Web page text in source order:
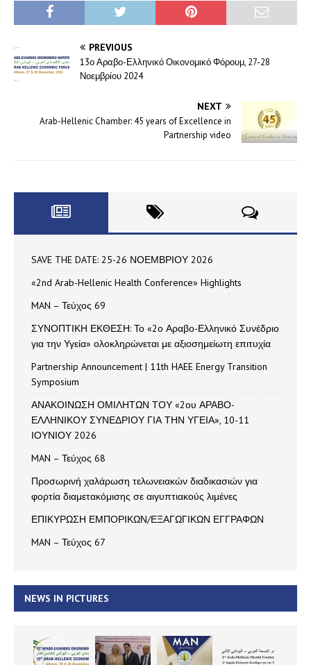
PREVIOUS
13ο Αραβο-Ελληνικό Οικονομικό Φόρουμ, 27-28
Νοεμβρίου 2024
NEXT
Arab-Hellenic Chamber: 45 years of Excellence in
Partnership video
SAVE THE DATE: 25-26 ΝΟΕΜΒΡΙΟΥ 2026
«2nd Arab-Hellenic Health Conference» Highlights
MAN – Τεύχος 69
ΣΥΝΟΠΤΙΚΗ ΕΚΘΕΣΗ: Το «2ο Αραβο-Ελληνικό Συνέδριο
για την Υγεία» ολοκληρώνεται με αξιοσημείωτη επιτυχία
Partnership Announcement | 11th HAEE Energy Transition
Symposium
ΑΝΑΚΟΙΝΩΣΗ ΟΜΙΛΗΤΩΝ ΤΟΥ «2ου ΑΡΑΒΟ-
ΕΛΛΗΝΙΚΟΥ ΣΥΝΕΔΡΙΟΥ ΓΙΑ ΤΗΝ ΥΓΕΙΑ», 10-11
ΙΟΥΝΙΟΥ 2026
MAN – Τεύχος 68
Προσωρινή χαλάρωση τελωνειακών διαδικασιών για
φορτία διαμετακόμισης σε αιγυπτιακούς λιμένες
ΕΠΙΚΥΡΩΣΗ ΕΜΠΟΡΙΚΩΝ/ΕΞΑΓΩΓΙΚΩΝ ΕΓΓΡΑΦΩΝ
MAN – Τεύχος 67
NEWS IN PICTURES